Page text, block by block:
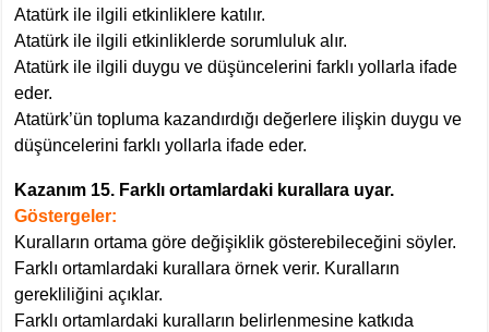
Atatürk ile ilgili etkinliklere katılır.
Atatürk ile ilgili etkinliklerde sorumluluk alır.
Atatürk ile ilgili duygu ve düşüncelerini farklı yollarla ifade
eder.
Atatürk’ün topluma kazandırdığı değerlere ilişkin duygu ve
düşüncelerini farklı yollarla ifade eder.
Kazanım 15. Farklı ortamlardaki kurallara uyar.
Göstergeler:
Kuralların ortama göre değişiklik gösterebileceğini söyler.
Farklı ortamlardaki kurallara örnek verir. Kuralların
gerekliliğini açıklar.
Farklı ortamlardaki kuralların belirlenmesine katkıda